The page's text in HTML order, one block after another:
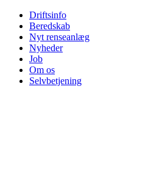
Driftsinfo
Beredskab
Nyt renseanlæg
Nyheder
Job
Om os
Selvbetjening